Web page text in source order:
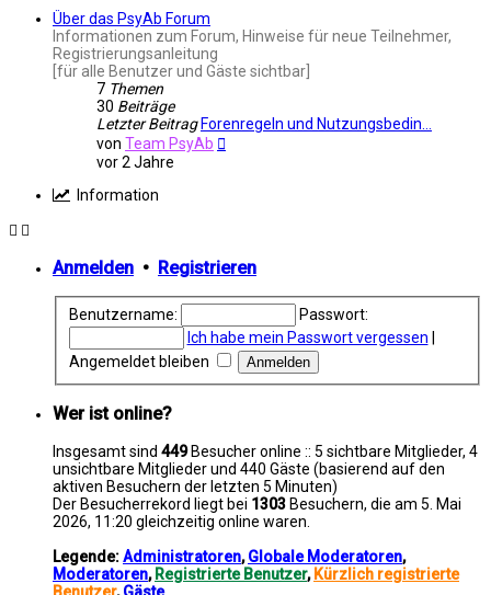
Über das PsyAb Forum
Informationen zum Forum, Hinweise für neue Teilnehmer,
Registrierungsanleitung
[für alle Benutzer und Gäste sichtbar]
7 Themen
30 Beiträge
Letzter Beitrag Forenregeln und Nutzungsbedin…
von Team PsyAb
vor 2 Jahre
Information
Anmelden • Registrieren
Benutzername:
Passwort:
Ich habe mein Passwort vergessen
Angemeldet bleiben
Wer ist online?
Insgesamt sind 449Besucher online :: 5 sichtbare Mitglieder, 4
unsichtbare Mitglieder und 440 Gäste (basierend auf den
aktiven Besuchern der letzten 5 Minuten)
Der Besucherrekord liegt bei 1303 Besuchern, die am 5. Mai
2026, 11:20 gleichzeitig online waren.
Legende:Administratoren,Globale Moderatoren,
Moderatoren, Registrierte Benutzer, Kürzlich registrierte
Benutzer,Gäste